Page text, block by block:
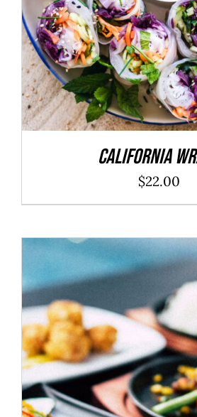
California
$22.00
ADD TO CART /